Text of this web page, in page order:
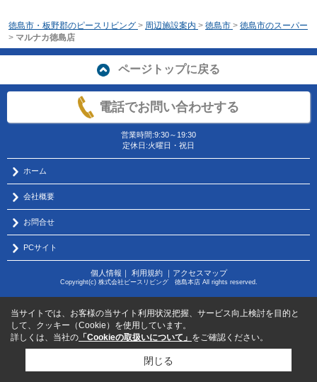
徳島市・板野郡のピースリビング > 周辺施設案内 > 徳島市 > 徳島市のスーパー
> マルナカ徳島店
ページトップに戻る
電話でお問い合わせする
営業時間:9:30～19:30
定休日:火曜日・祝日
ホーム
会社概要
お問合せ
PCサイト
個人情報 ｜ 利用規約｜ アクセスマップ
Copyright(c) 株式会社ピースリビング 徳島本店 All rights reserved.
当サイトでは、お客様の当サイト利用状況把握、サービス向上検討を目的と
して、クッキー（Cookie）を使用しています。
詳しくは、当社の 「Cookieの取扱いについて」 をご確認ください。
閉じる